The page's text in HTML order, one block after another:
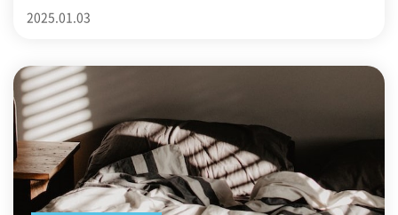
2025.01.03